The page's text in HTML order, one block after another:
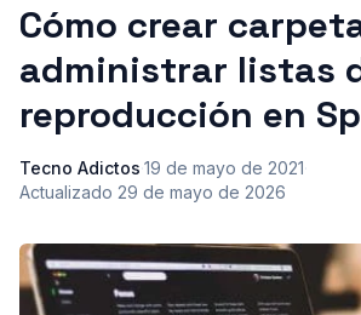
Cómo crear
administrar listas
reproducción en
Tecno Adictos·19 de mayo de 2021·
Actualizado 29 de mayo de 2026